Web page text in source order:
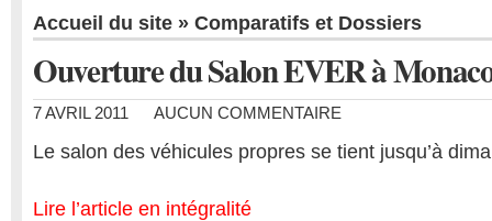
Accueil du site » Comparatifs et Dossiers
Ouverture du Salon EVER à
7 AVRIL 2011 AUCUN COMMENTAIRE
Le salon des véhicules propres se tient jusqu’à
Lire l’article en intégralité